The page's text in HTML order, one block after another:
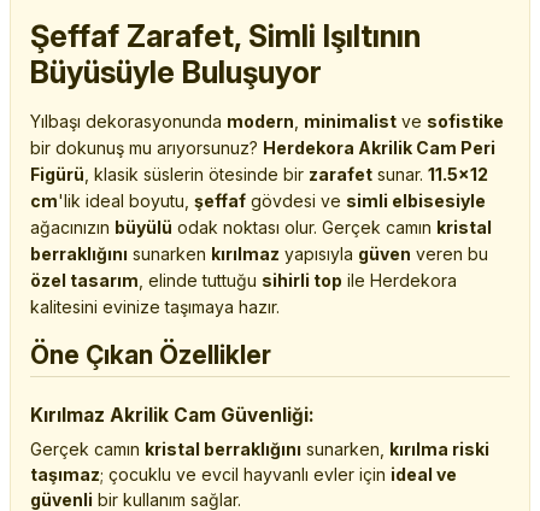
Şeffaf Zarafet, Simli Işıltının
Büyüsüyle Buluşuyor
Yılbaşı dekorasyonunda modern minimalist ve sofistike
bir dokunuş mu arıyorsunuz? Herdekora Akrilik Cam Peri
Figürü , klasik süslerin ötesinde bir zarafet sunar. 11.5x12
cm'lik ideal boyutu, şeffaf gövdesi ve simli elbisesiyle
ağacınızın büyülü odak noktası olur. Gerçek camın kristal
berraklığını sunarken kırılmaz yapısıyla güven veren bu
özel tasarım , elinde tuttuğu sihirli top ile Herdekora
kalitesini evinize taşımaya hazır.
Öne Çıkan Özellikler
Kırılmaz Akrilik Cam Güvenliği:
Gerçek camın kristal berraklığını sunarken, kırılma riski
taşımaz; çocuklu ve evcil hayvanlı evler için ideal ve
güvenli bir kullanım sağlar.